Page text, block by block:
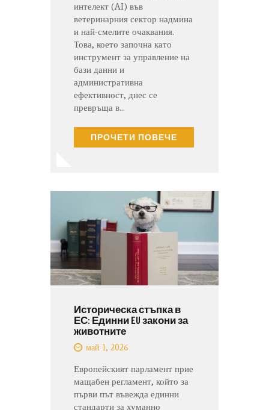
интелект (AI) във
ветеринарния сектор надмина
и най-смелите очаквания.
Това, което започна като
инструмент за управление на
бази данни и
административна
ефективност, днес се
превръща в…
ПРОЧЕТИ ПОВЕЧЕ
Историческа стъпка в
ЕС: Единни EU закони за
животните
май 1, 2026
Европейският парламент прие
мащабен регламент, който за
първи път въвежда единни
стандарти за хуманно